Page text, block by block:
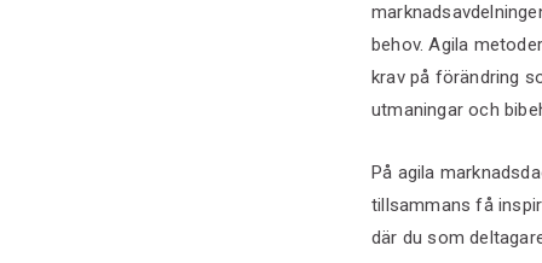
behov. Agila
krav på förändring
utmaningar och
På agila
tillsammans få
där du som